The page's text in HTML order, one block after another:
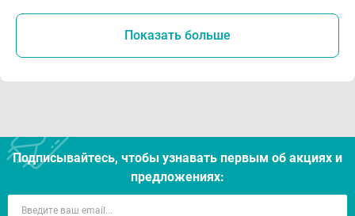
Показать больше
Подписывайтесь, чтобы узнавать первым об акцияx и
предложениях: